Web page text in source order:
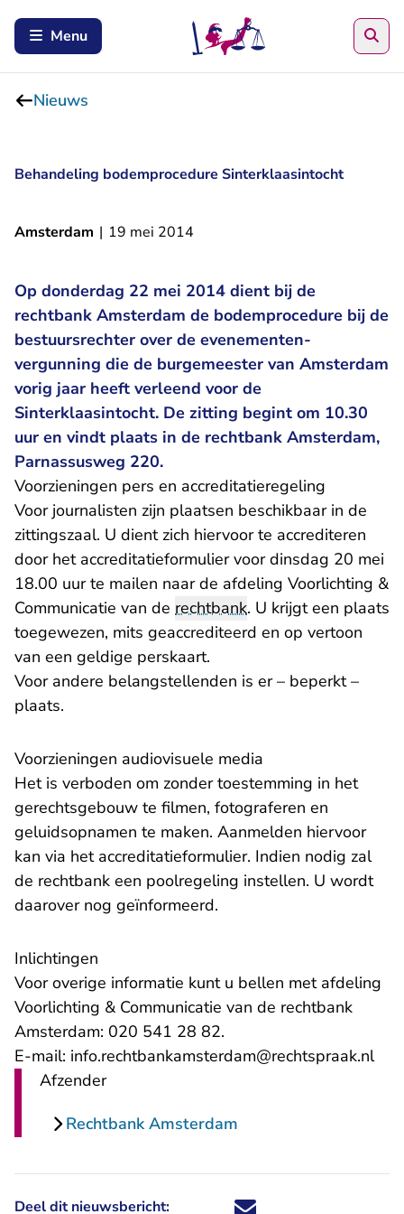
Menu
Nieuws
Behandeling bodemprocedure Sinterklaasintocht
Amsterdam | 19 mei 2014
Op donderdag 22 mei 2014 dient bij de
rechtbank Amsterdam de bodemprocedure bij de
bestuursrechter over de evenementen-
vergunning die de burgemeester van Amsterdam
vorig jaar heeft verleend voor de
Sinterklaasintocht. De zitting begint om 10.30
uur en vindt plaats in de rechtbank Amsterdam,
Parnassusweg 220.
Voorzieningen pers en accreditatieregeling
Voor journalisten zijn plaatsen beschikbaar in de
zittingszaal. U dient zich hiervoor te accrediteren
door het accreditatieformulier voor dinsdag 20 mei
18.00 uur te mailen naar de afdeling Voorlichting &
Communicatie van de rechtbank. U krijgt een plaats
toegewezen, mits geaccrediteerd en op vertoon
van een geldige perskaart.
Voor andere belangstellenden is er – beperkt –
plaats.
Voorzieningen audiovisuele media
Het is verboden om zonder toestemming in het
gerechtsgebouw te filmen, fotograferen en
geluidsopnamen te maken. Aanmelden hiervoor
kan via het accreditatieformulier. Indien nodig zal
de rechtbank een poolregeling instellen. U wordt
daarover nog geïnformeerd.
Inlichtingen
Voor overige informatie kunt u bellen met afdeling
Voorlichting & Communicatie van de rechtbank
Amsterdam: 020 541 28 82.
E-mail: info.rechtbankamsterdam@rechtspraak.nl- U
Afzender
Rechtbank Amsterdam
Deel dit nieuwsbericht: Deel dit nieuwsbericht via X -
Deel dit nieuwsbericht via
Deel dit nieuwsbericht
Deel dit